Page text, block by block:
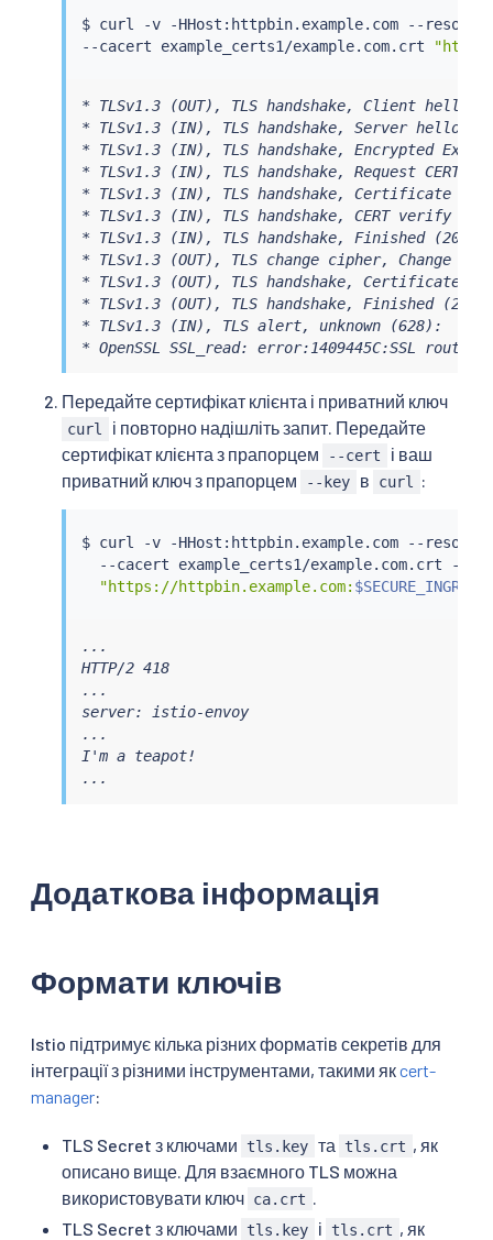
$ curl
-v -HHost:httpbin.example.com --
--cacert example_certs1/example.com.crt
* TLSv1.3 (OUT), TLS handshake, Client hello
* TLSv1.3 (IN), TLS handshake, Server hello
* TLSv1.3 (IN), TLS handshake, Encrypted
* TLSv1.3 (IN), TLS handshake, Request CERT
* TLSv1.3 (IN), TLS handshake, Certificate
* TLSv1.3 (IN), TLS handshake, CERT verify
* TLSv1.3 (IN), TLS handshake, Finished (20):
* TLSv1.3 (OUT), TLS change cipher, Change
* TLSv1.3 (OUT), TLS handshake, Certificate
* TLSv1.3 (OUT), TLS handshake, Finished (20):
* TLSv1.3 (IN), TLS alert, unknown (628):
* OpenSSL SSL_read: error:1409445C:SSL
Передайте сертифікат клієнта і приватний ключ
curl
і повторно надішліть запит. Передайте
сертифікат клієнта з прапорцем
--cert
і ваш
приватний ключ з прапорцем
--key в curl :
$ curl
-v -HHost:httpbin.example.com --
--cacert example_certs1/example.com.crt --
"https://httpbin.example.com:
...
HTTP/2 418
...
server: istio-envoy
...
I'm a teapot!
...
Додаткова інформація
Формати ключів
Istio підтримує кілька різних форматів секретів для
інтеграції з різними інструментами, такими якcert-
manager:
TLS Secret з ключами tls.key та tls.crt , як
описано вище. Для взаємного TLS можна
використовувати ключ ca.crt
TLS Secret з ключами
tls.key і tls.crt , як